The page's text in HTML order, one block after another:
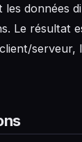
données
Le résultat
serveur,